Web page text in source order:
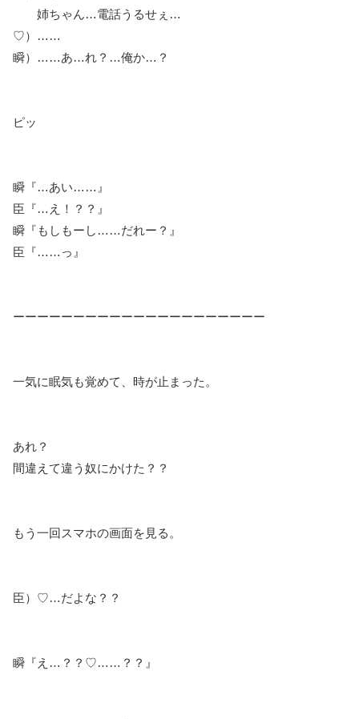
姉ちゃん…電話うるせぇ…
♡）……
瞬）……あ…れ？…俺か…？
ピッ
瞬『…あい……』
臣『…え！？？』
瞬『もしもーし……だれー？』
臣『……っ』
ーーーーーーーーーーーーーーーーーーーーー
一気に眠気も覚めて、時が止まった。
あれ？
間違えて違う奴にかけた？？
もう一回スマホの画面を見る。
臣）♡…だよな？？
瞬『え…？？♡……？？』